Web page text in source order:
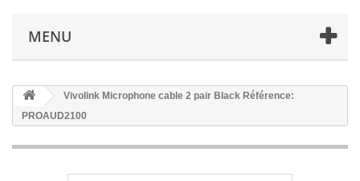
MENU
Vivolink Microphone cable 2 pair Black Référence:
PROAUD2100